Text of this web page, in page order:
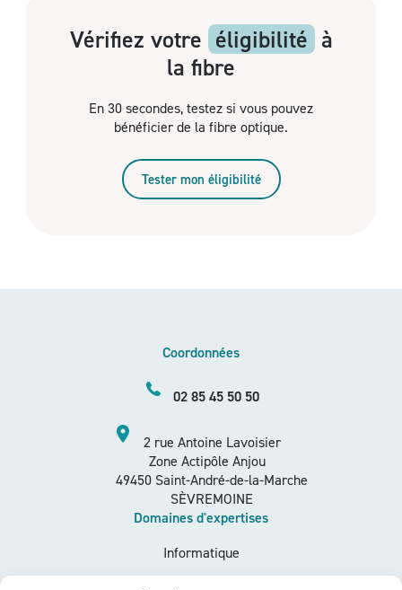
Vérifiez votre éligibilité à
la fibre
En 30 secondes, testez si vous pouvez
bénéficier de la fibre optique.
Tester mon éligibilité
Coordonnées
02 85 45 50 50
2 rue Antoine Lavoisier
Zone Actipôle Anjou
49450 Saint-André-de-la-Marche
SÈVREMOINE
Domaines d'expertises
Informatique
Télécom